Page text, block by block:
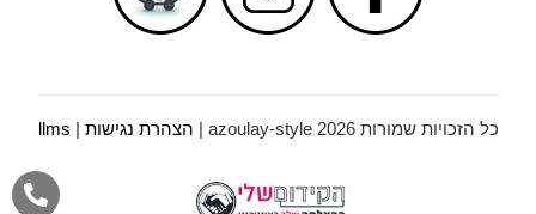
כל הזכויות שמורות azoulay-style 2026 | הצהרת נגישות |
llms